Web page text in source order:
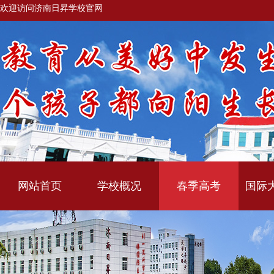
欢迎访问济南日昇学校官网
网站首页 学校概况 春季高考 国际